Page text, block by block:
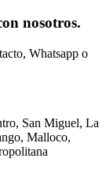
nosotros.
Whatsapp o
San Miguel, La
Malloco,